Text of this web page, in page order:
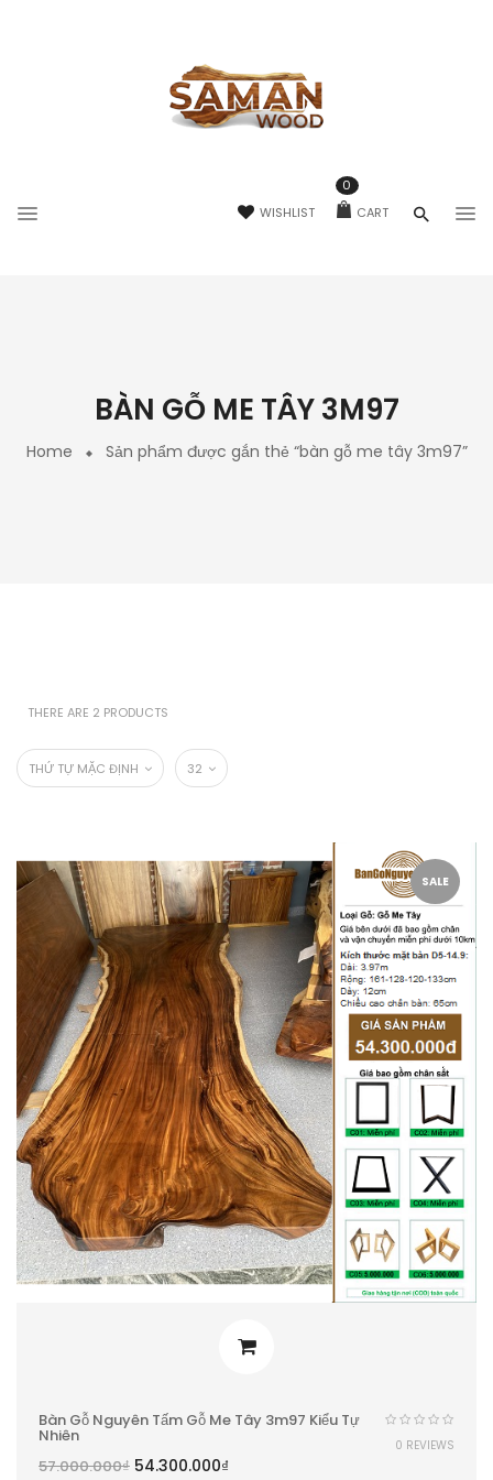
WISHLIST CART
0
BÀN GỖ ME TÂY 3M97
Home Sản phẩm được gắn thẻ “bàn gỗ me tây 3m97”
THERE ARE 2 PRODUCTS
THỨ TỰ MẶC ĐỊNH 32
SALE
Bàn Gỗ Nguyên Tấm Gỗ Me Tây 3m97 Kiểu Tự
Nhiên
57.000.000₫ 54.300.000₫
0 REVIEWS